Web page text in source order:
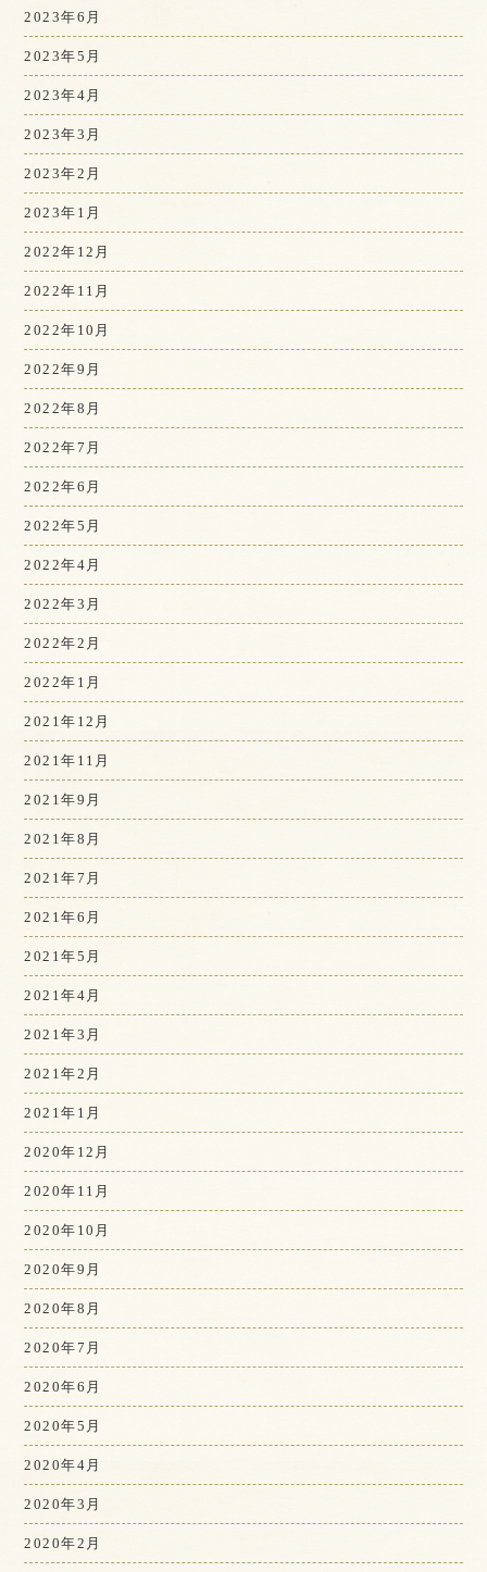
2023年6月
2023年5月
2023年4月
2023年3月
2023年2月
2023年1月
2022年12月
2022年11月
2022年10月
2022年9月
2022年8月
2022年7月
2022年6月
2022年5月
2022年4月
2022年3月
2022年2月
2022年1月
2021年12月
2021年11月
2021年9月
2021年8月
2021年7月
2021年6月
2021年5月
2021年4月
2021年3月
2021年2月
2021年1月
2020年12月
2020年11月
2020年10月
2020年9月
2020年8月
2020年7月
2020年6月
2020年5月
2020年4月
2020年3月
2020年2月